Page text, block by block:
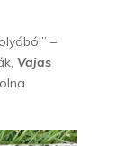
–
Vajas